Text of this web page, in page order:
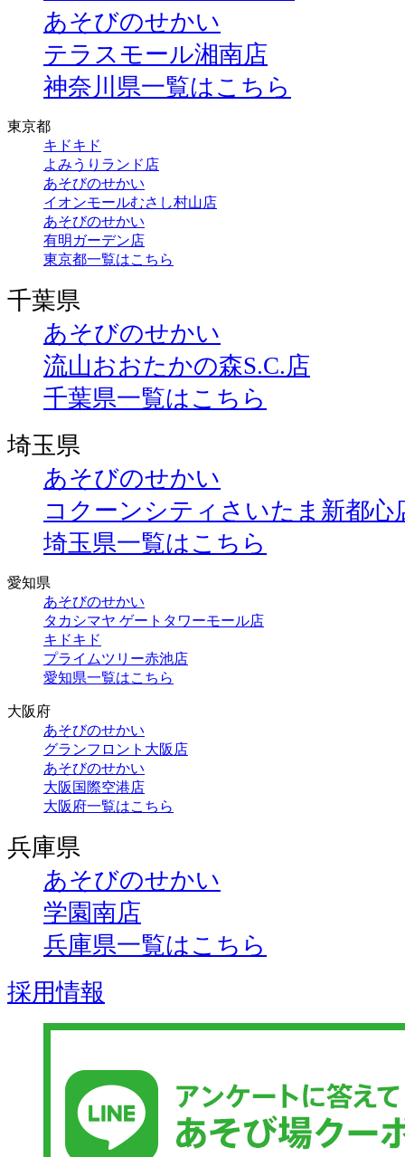
あそびのせかい
テラスモール湘南店
神奈川県一覧はこちら
東京都
キドキド
よみうりランド店
あそびのせかい
イオンモールむさし村山店
あそびのせかい
有明ガーデン店
東京都一覧はこちら
千葉県
あそびのせかい
流山おおたかの森S.C.店
千葉県一覧はこちら
埼玉県
あそびのせかい
コクーンシティさいたま新都心
埼玉県一覧はこちら
愛知県
あそびのせかい
タカシマヤ ゲートタワーモール店
キドキド
プライムツリー赤池店
愛知県一覧はこちら
大阪府
あそびのせかい
グランフロント大阪店
あそびのせかい
大阪国際空港店
大阪府一覧はこちら
兵庫県
あそびのせかい
学園南店
兵庫県一覧はこちら
採用情報